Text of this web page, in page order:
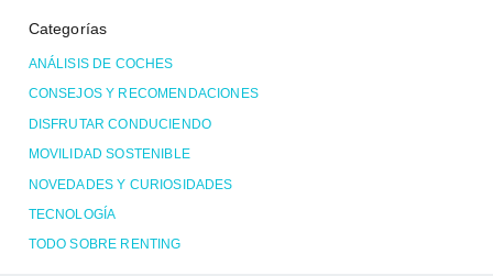
Categorías
ANÁLISIS DE COCHES
CONSEJOS Y RECOMENDACIONES
DISFRUTAR CONDUCIENDO
MOVILIDAD SOSTENIBLE
NOVEDADES Y CURIOSIDADES
TECNOLOGÍA
TODO SOBRE RENTING